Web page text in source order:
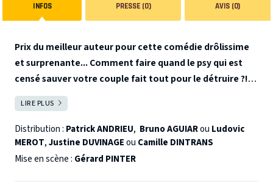
INFOS PRESSE (0) AVIS (0)
Prix du meilleur auteur pour cette comédie drôlissime
et surprenante... Comment faire quand le psy qui est
censé sauver votre couple fait tout pour le détruire ?!
Comme dans tous les couples, Léo et Léa connaissent des
hauts et des bas et décident d'aller consulter un psy.
Seulement voilà : que se passe-t-il quand le psy tombe
amoureux de sa patiente ?!Une comédie hilarante et
riche en rebondissements, pour laquelle il vous est
LIRE PLUS
Distribution : Patrick ANDRIEU, Bruno AGUIARou Ludovic
MEROT,Justine DUVINAGEou Camille DINTRANS
Mise en scène : Gérard PINTER